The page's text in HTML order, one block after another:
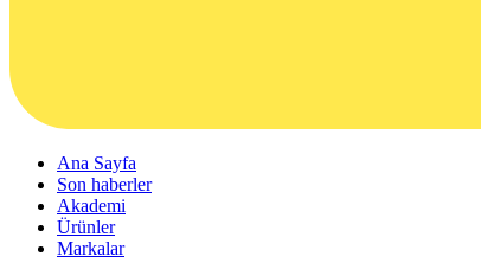
Ana Sayfa
Son haberler
Akademi
Ürünler
Markalar